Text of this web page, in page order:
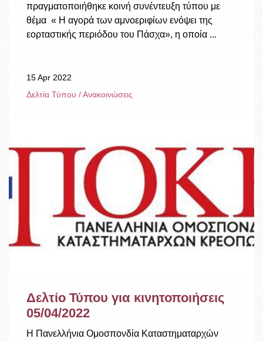
πραγματοποιήθηκε κοινή συνέντευξη τύπου με
θέμα « Η αγορά των αμνοεριφίων ενόψει της
εορταστικής περιόδου του Πάσχα», η οποία ...
15 Apr 2022
Δελτία Τύπου / Ανακοινώσεις
Δελτίο Τύπου για κινητοποιήσεις
05/04/2022
Η Πανελλήνια Ομοσπονδία Καταστηματαρχών